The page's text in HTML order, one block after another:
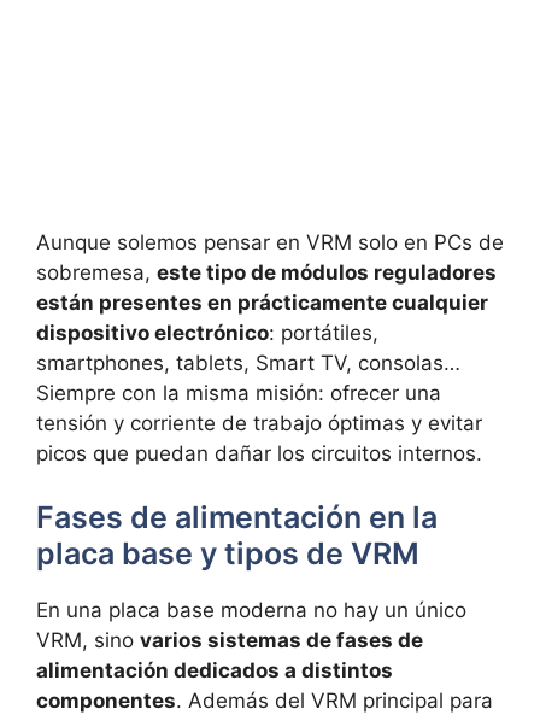
Aunque solemos pensar en VRM solo en PCs de
sobremesa, este tipo de módulos reguladores
están presentes en prácticamente cualquier
dispositivo electrónico: portátiles,
smartphones, tablets, Smart TV, consolas…
Siempre con la misma misión: ofrecer una
tensión y corriente de trabajo óptimas y evitar
picos que puedan dañar los circuitos internos.
Fases de alimentación en la
placa base y tipos de VRM
En una placa base moderna no hay un único
VRM, sino varios sistemas de fases de
alimentación dedicados a distintos
componentes. Además del VRM principal para